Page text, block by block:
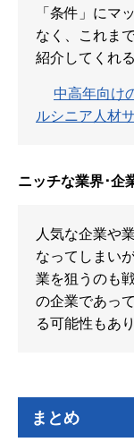
「条件」にマ
なく、これま
紹介してくれ
中高年向け
ルシニア人材
ニッチな業界･企
人気な企業や
なってしまい
業を狙うのも
の企業であっ
る可能性もあり
まとめ